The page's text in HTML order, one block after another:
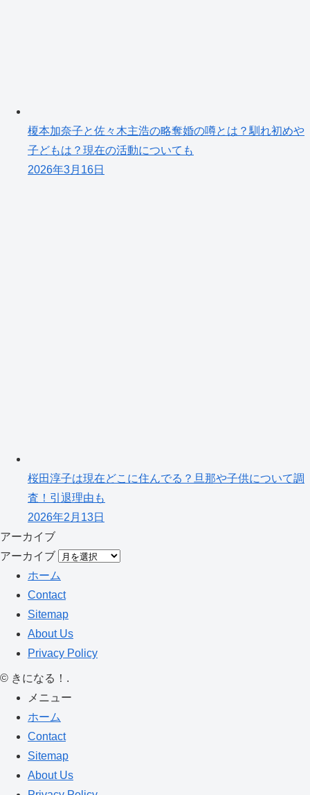
榎本加奈子と佐々木主浩の略奪婚の噂とは？馴れ初めや
子どもは？現在の活動についても
2026年3月16日
桜田淳子は現在どこに住んでる？旦那や子供について調
査！引退理由も
2026年2月13日
アーカイブ
アーカイブ
ホーム
Contact
Sitemap
About Us
Privacy Policy
© きになる！.
メニュー
ホーム
Contact
Sitemap
About Us